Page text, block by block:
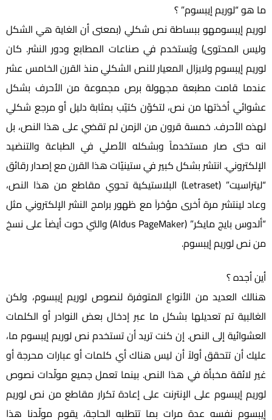
ما هو “لوريم إيبسوم” ؟
لوريم إيبسومهو ببساطة نص شكلي (بمعنى أن الغاية هي الشكل
وليس المحتوى) ويُستخدم في صناعات المطابع ودور النشر. كان
لوريم إيبسوم ولايزال المعيار للنص الشكلي منذ القرن الخامس عشر
عندما قامت مطبعة مجهولة برص مجموعة من الأحرف بشكل
عشوائي أخذتها من نص، لتكوّن كتيّب بمثابة دليل أو مرجع شكلي
لهذه الأحرف. خمسة قرون من الزمن لم تقضي على هذا النص، بل
انه حتى صار مستخدماً وبشكله الأصلي في الطباعة والتنضيد
الإلكتروني. انتشر بشكل كبير في ستينيّات هذا القرن مع إصدار رقائق
“ليتراسيت” (Letraset) البلاستيكية تحوي مقاطع من هذا النص،
وعاد لينتشر مرة أخرى مؤخراَ مع ظهور برامج النشر الإلكتروني مثل
“ألدوس بايج مايكر” (Aldus PageMaker) والتي حوت أيضاً على نسخ
من نص لوريم إيبسوم.
أين أجده ؟
هنالك العديد من الأنواع المتوفرة لنصوص لوريم إيبسوم، ولكن
الغالبية تم تعديلها بشكل ما عبر إدخال بعض النوادر أو الكلمات
العشوائية إلى النص. إن كنت تريد أن تستخدم نص لوريم إيبسوم ما،
عليك أن تتحقق أولاً أن ليس هناك أي كلمات أو عبارات محرجة أو
غير لائقة مخبأة في هذا النص. بينما تعمل جميع مولّدات نصوص
لوريم إيبسوم على الإنترنت على إعادة تكرار مقاطع من نص لوريم
إيبسوم نفسه عدة مرات بما تتطلبه الحاجة، يقوم مولّدنا هذا